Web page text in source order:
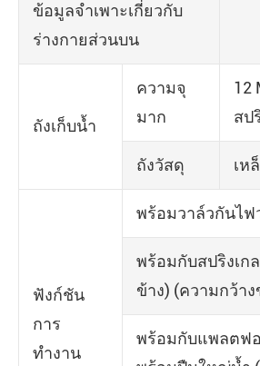
ข้อมูลจำเพาะเกี่ยวกับ
ร่างกายส่วนบน
ถังเก็บน้ำ
ความจุ
มาก
12
สป
ถังวัสดุ เห
ฟังก์ชัน
การ
ทำงาน
พร้อมวาล์วกันไฟ
พร้อมกับสปริงเก
ข้าง) (ความกว้า
พร้อมกับแพลตฟ